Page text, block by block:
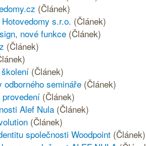
(Článek)
s.r.o. (Článek)
nové funkce (Článek)
(Článek)
(Článek)
semináře (Článek)
(Článek)
Alef Nula (Článek)
(Článek)
společnosti Woodpoint (Článek)